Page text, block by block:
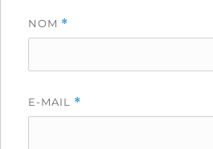
NOM *
E-MAIL *